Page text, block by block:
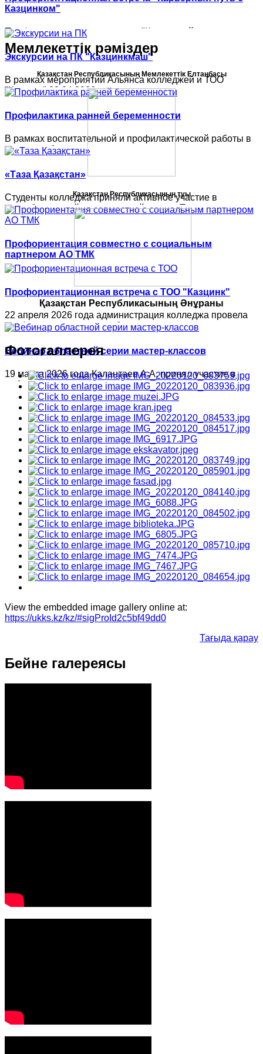
Каменогорск…
Казцинком"
Профориентационная встреча "Карьерный путь с
Казцинком" 28 мая 2026 года…
Экскурсии на ПК "Казцинкмаш"
В рамках мероприятий Альянса колледжей и ТОО
"Казцинк" 28.04 2026…
Профилактика ранней беременности
В рамках воспитательной и профилактической работы в
колледже была организована…
«Таза Қазақстан»
Студенты колледжа приняли активное участие в
республиканской экологической акции «Таза…
Профориентация совместно с социальным
партнером АО ТМК
колледж" совместно с социальными партнерами АО
"Титано-магниевый комбинат",…
Профориентационная встреча с ТОО "Казцинк"
22 апреля 2026 года администрация колледжа провела
профориентационную работу с…
Вебинар областной серии мастер-классов
19 марта 2026 года Калантаев А.А. принял участие в
вебинаре…
Мемлекеттік рәміздер
Қазақстан Республикасының Мемлекеттiк Елтаңбасы
Қазақстан Республикасының туы
Қазақстан Республикасының Әнұраны
Фотогаллерея
View the embedded image gallery online at:
https://ukks.kz/kz/#sigProId2c5bf49dd0
Тағыда қарау
Бейне галереясы